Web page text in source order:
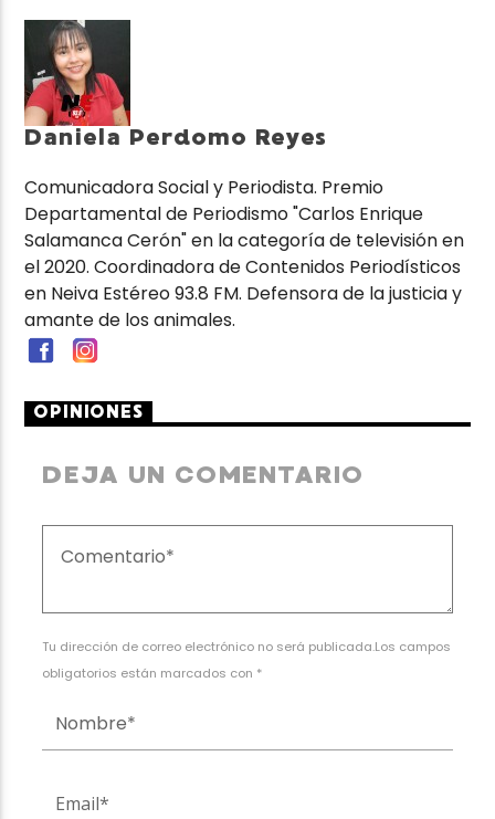
Daniela Perdomo Reyes
Comunicadora Social y Periodista. Premio
Departamental de Periodismo "Carlos Enrique
Salamanca Cerón" en la categoría de televisión en
el 2020. Coordinadora de Contenidos Periodísticos
en Neiva Estéreo 93.8 FM. Defensora de la justicia y
amante de los animales.
OPINIONES
DEJA UN COMENTARIO
Tu dirección de correo electrónico no será publicada.Los campos
obligatorios están marcados con *